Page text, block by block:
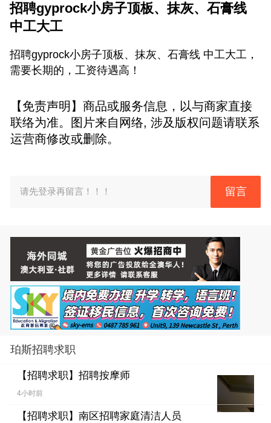
招聘gyprock小房子顶板、抹灰、石膏线
中工大工
招聘gyprock小房子顶板、抹灰、石膏线 中工大工，
需要长期的，工资待遇高！
【免责声明】商品或服务信息，以与商家直接
联络为准。图片来自网络, 涉及版权问题请联系
运营商修改或删除。
请先登录再留言！！！ 留言
珀斯招聘求职
【招聘求职】 招聘按摩师
4小时前
【招聘求职】 南区招聘家庭清洁人员